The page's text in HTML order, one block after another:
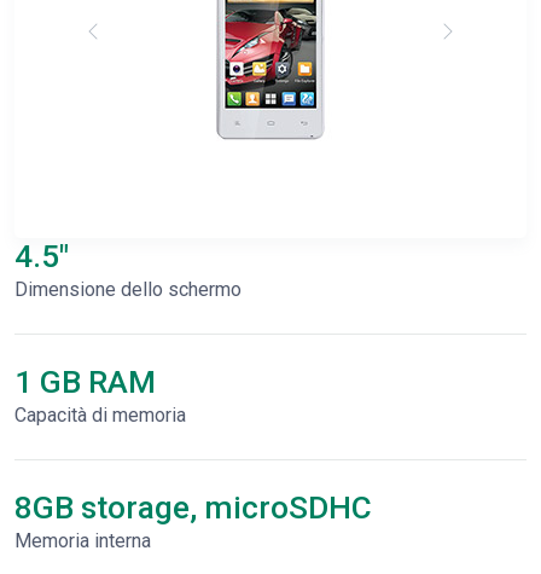
4.5"
Dimensione dello schermo
1 GB RAM
Capacità di memoria
8GB storage, microSDHC
Memoria interna